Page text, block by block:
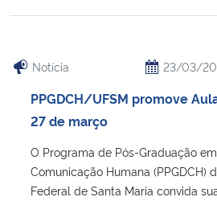
Notícia 23/03/
PPGDCH/UFSM promove
27 de março
O Programa de Pós-Graduação
Comunicação Humana (PPGDCH)
Federal de Santa Maria convida